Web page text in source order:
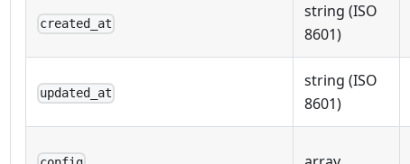
created_at
string (ISO
8601)
updated_at
string (ISO
8601)